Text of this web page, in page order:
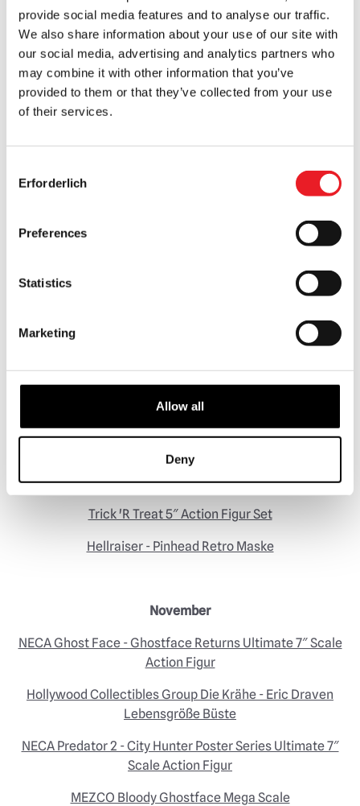
provide social media features and to analyse our traffic.
We also share information about your use of our site with
our social media, advertising and analytics partners who
may combine it with other information that you’ve
provided to them or that they’ve collected from your use
of their services.
Selection
Erforderlich
Preferences
Statistics
Marketing
Allow all
Deny
Scale Action Figur
The Texas Chainsaw Massacre (1974) - Leatherface
Candy Pail
Motörhead Warpig-Helm
Unendliche Statue - Armee der Finsternis Ash Plus Format
The Texas Chainsaw Massacre (1974) - Leatherface-
Killer Klowns From Outer Space 5″ Actionfigurenset
Trick 'R Treat - Sam Retro Maske
Trick 'R Treat 5″ Action Figur Set
Hellraiser - Pinhead Retro Maske
November
NECA Ghost Face - Ghostface Returns Ultimate 7″ Scale
Action Figur
Hollywood Collectibles Group Die Krähe - Eric Draven
Lebensgröße Büste
NECA Predator 2 - City Hunter Poster Series Ultimate 7″
Scale Action Figur
MEZCO Bloody Ghostface Mega Scale